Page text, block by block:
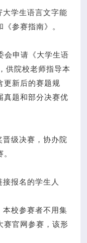
学生语言文字能
参赛指南》。
会申请《大学生语
供院校老师指导本
更新后的赛题规
真题和部分决赛优
级决赛，协办院
报名的学生人
校参赛者不用集
赛官网参赛，该形